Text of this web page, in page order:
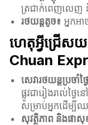
ត្រជាក់ពេញលេញ
រថយន្តតូច៖ អ្នកអ
ហេតុអ្វីជ្រើស
Chuan
សេវារថយន្តប្រចាំថ្ង
ផ្លូវជារៀងរាល់ថ្ង
សម្រាប់អ្នកដើម្
សុវត្ថិភាព និងផាសុ